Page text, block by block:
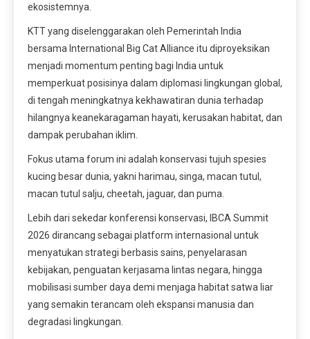
ekosistemnya.
KTT yang diselenggarakan oleh Pemerintah India
bersama International Big Cat Alliance itu diproyeksikan
menjadi momentum penting bagi India untuk
memperkuat posisinya dalam diplomasi lingkungan global,
di tengah meningkatnya kekhawatiran dunia terhadap
hilangnya keanekaragaman hayati, kerusakan habitat, dan
dampak perubahan iklim.
Fokus utama forum ini adalah konservasi tujuh spesies
kucing besar dunia, yakni harimau, singa, macan tutul,
macan tutul salju, cheetah, jaguar, dan puma.
Lebih dari sekedar konferensi konservasi, IBCA Summit
2026 dirancang sebagai platform internasional untuk
menyatukan strategi berbasis sains, penyelarasan
kebijakan, penguatan kerjasama lintas negara, hingga
mobilisasi sumber daya demi menjaga habitat satwa liar
yang semakin terancam oleh ekspansi manusia dan
degradasi lingkungan.